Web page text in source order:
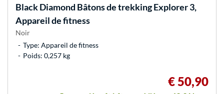
Black Diamond Bâtons de trekking Explorer 3,
Appareil de fitness
Noir
Type: Appareil de fitness
Poids: 0,257 kg
€ 50,90